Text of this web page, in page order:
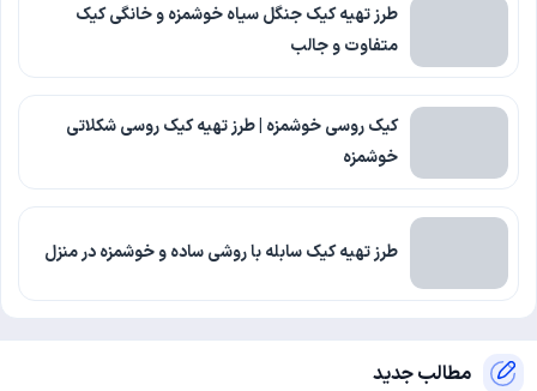
طرز تهیه کیک جنگل سیاه خوشمزه و خانگی کیک
متفاوت و جالب
کیک روسی خوشمزه | طرز تهیه کیک روسی شکلاتی
خوشمزه
طرز تهیه کیک سابله با روشی ساده و خوشمزه در منزل
مطالب جدید